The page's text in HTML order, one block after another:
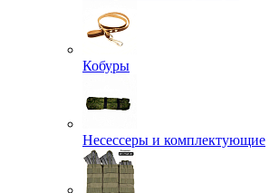
Кобуры
Несессеры и комплектующие